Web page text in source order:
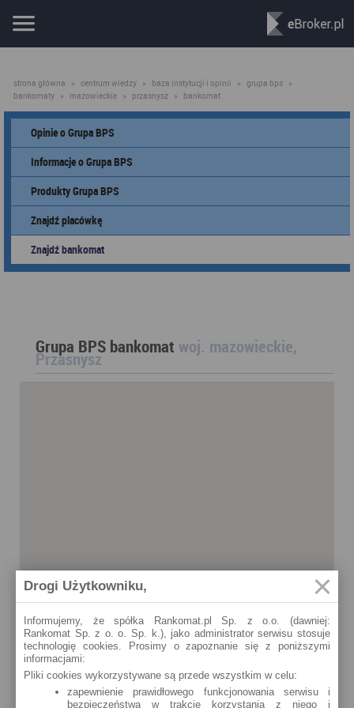
strona główna » centrum wiedzy » baza instytucji i opinii » grupa bps »
bankomaty » mazowieckie » przasnysz » bankomat
Opinie o Grupa BPS
Informacje o Grupa BPS
Produkty Grupa BPS
Znajdź placówkę
Znajdź bankomat
Grupa BPS bankomat woj. mazowieckie,
Przasnysz
Drogi Użytkowniku,
Informujemy, że spółka Rankomat.pl Sp. z o.o. (dawniej:
Rankomat Sp. z o. o. Sp. k.), jako administrator serwisu stosuje
technologię cookies. Prosimy o zapoznanie się z poniższymi
informacjami:
Pliki cookies wykorzystywane są przede wszystkim w celu:
zapewnienie prawidłowego funkcjonowania serwisu i
bezpieczeństwa w trakcie korzystania z niego i